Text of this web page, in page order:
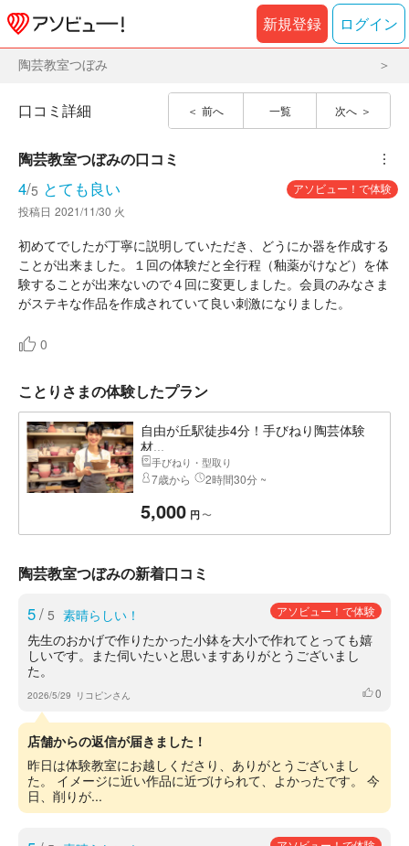
新規登録 ログイン
陶芸教室つぼみ
前へ 一覧 次へ
口コミ詳細
陶芸教室つぼみの口コミ ︙
4/5 とても良い
アソビュー！で体験
投稿日 2021/11/30 火
初めてでしたが丁寧に説明していただき、どうにか器を作成する
ことが出来ました。１回の体験だと全行程（釉薬がけなど）を体
験することが出来ないので４回に変更しました。会員のみなさま
がステキな作品を作成されていて良い刺激になりました。
0
ことりさまの体験したプラン
自由が丘駅徒歩4分！手びねり陶芸体験
材...
手びねり・型取り
7歳から 2時間30分 ~
5,000 円 〜
陶芸教室つぼみの新着口コミ
5/ 5 素晴らしい！ アソビュー！で体験
先生のおかげで作りたかった小鉢を大小で作れてとっても嬉
しいです。また伺いたいと思いますありがとうございまし
た。
2026/5/29 リコピンさん いいね
0
店舗からの返信が届きました！
昨日は体験教室にお越しくださり、ありがとうございまし
た。 イメージに近い作品に近づけられて、よかったです。 今
日、削りが...